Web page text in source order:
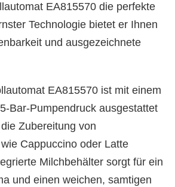
EA815570 die perfekte
Technologie bietet er Ihnen
und ausgezeichnete
EA815570 ist mit einem
Bar-Pumpendruck ausgestattet
Zubereitung von
Cappuccino oder Latte
Milchbehälter sorgt für ein
und einen weichen, samtigen